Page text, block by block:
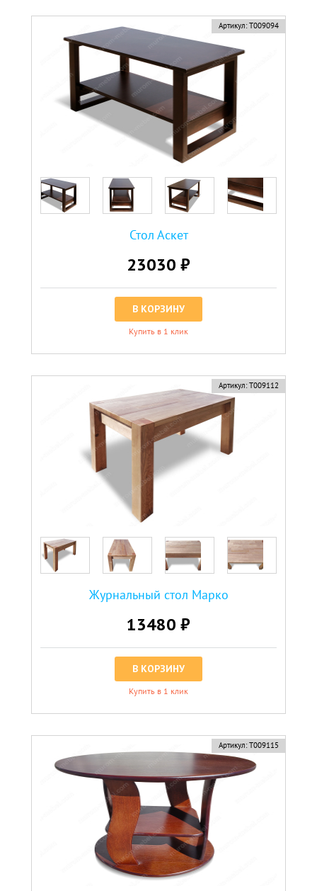
Артикул: Т009094
Стол Аскет
23030 ₽
В КОРЗИНУ
Купить в 1 клик
Артикул: Т009112
Журнальный стол Марко
13480 ₽
В КОРЗИНУ
Купить в 1 клик
Артикул: Т009115